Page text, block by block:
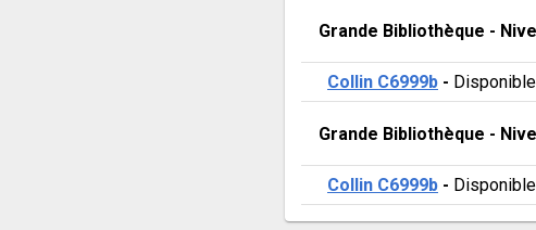
Grande Bibliothèque -
Collin C6999b - Disponible
Grande Bibliothèque -
Collin C6999b - Disponible